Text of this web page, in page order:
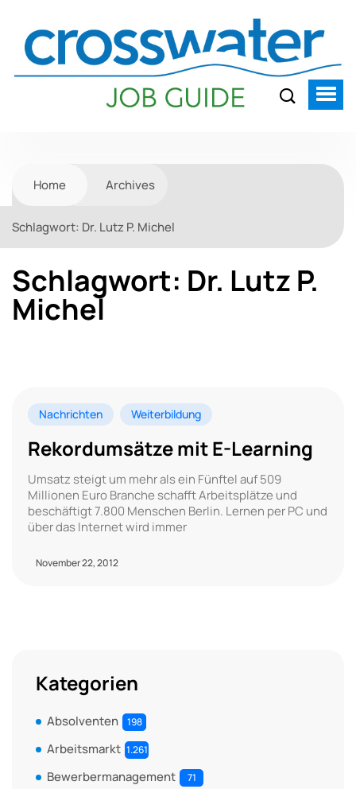
Home Archives
Schlagwort: Dr. Lutz P. Michel
Schlagwort: Dr. Lutz P.
Michel
Nachrichten Weiterbildung
Rekordumsätze mit E-Learning
Umsatz steigt um mehr als ein Fünftel auf 509
Millionen Euro Branche schafft Arbeitsplätze und
beschäftigt 7.800 Menschen Berlin. Lernen per PC und
über das Internet wird immer
November 22, 2012
Kategorien
Absolventen 198
Arbeitsmarkt 1.261
Bewerbermanagement 71